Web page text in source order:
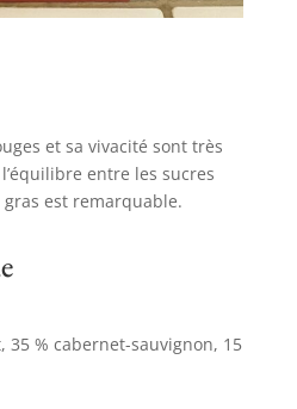
et sa vivacité sont très
entre les sucres
gras est remarquable.
35 % cabernet-sauvignon, 15